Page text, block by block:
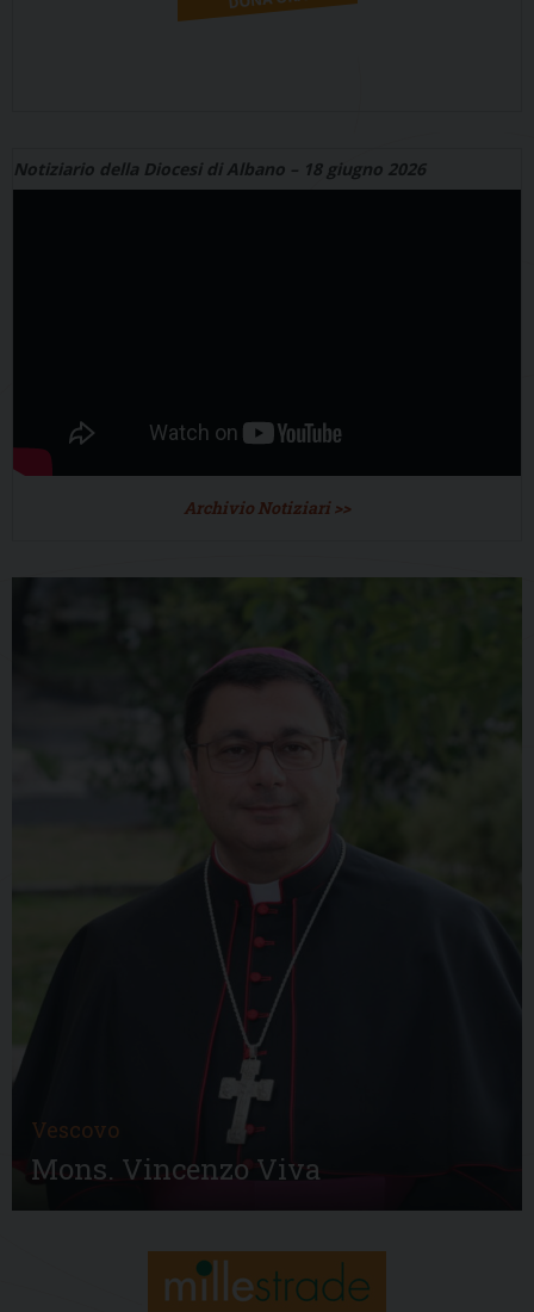
Notiziario della Diocesi di Albano – 18 giugno 2026
Archivio Notiziari >>
Vescovo
Mons. Vincenzo Viva